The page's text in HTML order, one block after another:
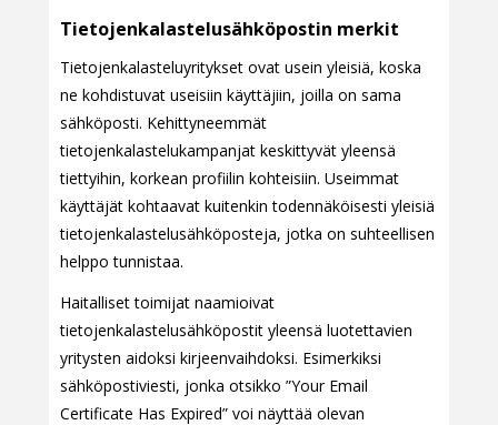
Tietojenkalastelusähköpostin merkit
Tietojenkalasteluyritykset ovat usein yleisiä, koska
ne kohdistuvat useisiin käyttäjiin, joilla on sama
sähköposti. Kehittyneemmät
tietojenkalastelukampanjat keskittyvät yleensä
tiettyihin, korkean profiilin kohteisiin. Useimmat
käyttäjät kohtaavat kuitenkin todennäköisesti yleisiä
tietojenkalastelusähköposteja, jotka on suhteellisen
helppo tunnistaa.
Haitalliset toimijat naamioivat
tietojenkalastelusähköpostit yleensä luotettavien
yritysten aidoksi kirjeenvaihdoksi. Esimerkiksi
sähköpostiviesti, jonka otsikko ”Your Email
Certificate Has Expired” voi näyttää olevan